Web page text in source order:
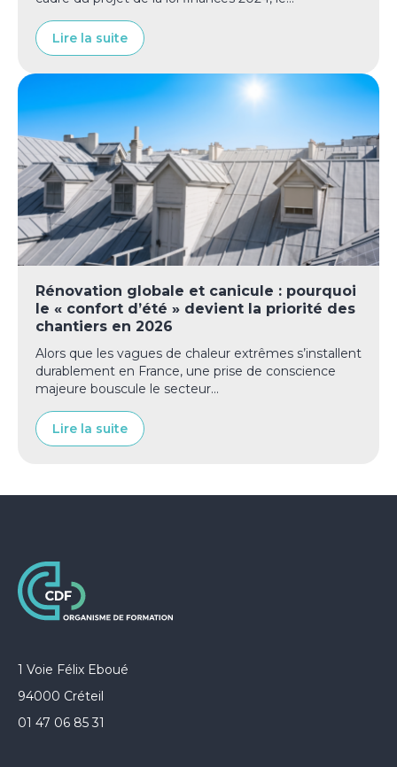
Lire la suite
Rénovation globale et canicule : pourquoi
le « confort d’été » devient la priorité des
chantiers en 2026
Alors que les vagues de chaleur extrêmes s’installent
durablement en France, une prise de conscience
majeure bouscule le secteur...
Lire la suite
1 Voie Félix Eboué
94000 Créteil
01 47 06 85 31